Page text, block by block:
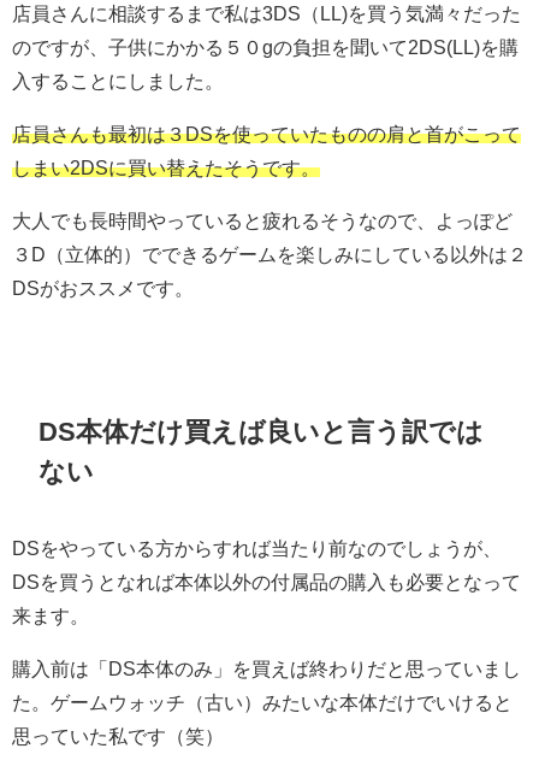
店員さんに相談するまで私は3DS（LL)を買う気満々だった
のですが、子供にかかる５０gの負担を聞いて2DS(LL)を購
入することにしました。
店員さんも最初は３DSを使っていたものの肩と首がこって
しまい2DSに買い替えたそうです。
大人でも長時間やっていると疲れるそうなので、よっぽど
３D（立体的）でできるゲームを楽しみにしている以外は２
DSがおススメです。
DS本体だけ買えば良いと言う訳では
ない
DSをやっている方からすれば当たり前なのでしょうが、
DSを買うとなれば本体以外の付属品の購入も必要となって
来ます。
購入前は「DS本体のみ」を買えば終わりだと思っていまし
た。ゲームウォッチ（古い）みたいな本体だけでいけると
思っていた私です（笑）